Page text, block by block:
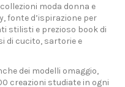
moda donna e
fonte d’ispirazione per
stilisti e prezioso book di
di cucito, sartorie e
dei modelli omaggio,
creazioni studiate in ogni